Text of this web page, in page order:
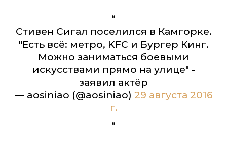
Стивен Сигал поселился в Камгорке.
"Есть всё: метро, KFC и Бургер Кинг.
Можно заниматься боевыми
искусствами прямо на улице" -
заявил актёр
— aosiniao (@aosiniao) 29 августа 2016
г.